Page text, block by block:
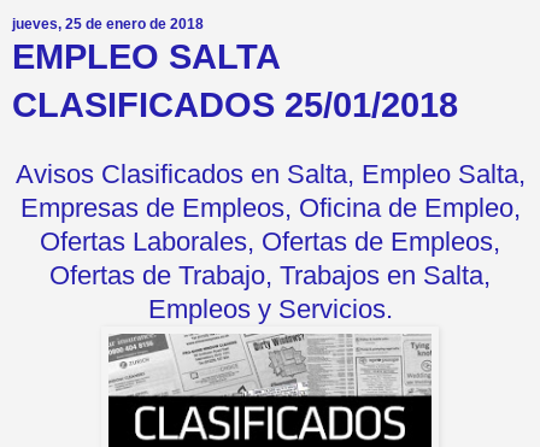
jueves, 25 de enero de 2018
EMPLEO SALTA
CLASIFICADOS 25/01/2018
Avisos Clasificados en Salta, Empleo Salta,
Empresas de Empleos, Oficina de Empleo,
Ofertas Laborales, Ofertas de Empleos,
Ofertas de Trabajo, Trabajos en Salta,
Empleos y Servicios.